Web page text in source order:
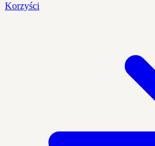
Korzyści